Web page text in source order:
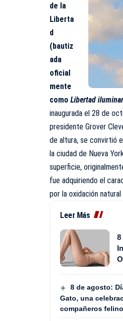
de la
Liberta
d
(bautiz
ada
oficial
mente
como Libertad
inaugurada el 28 de
presidente Grover
de altura, se convirtió
la ciudad de Nueva
superficie,
fue adquiriendo el
por la oxidación
Leer Más
8
8 de agosto:
Gato, una
compañeros